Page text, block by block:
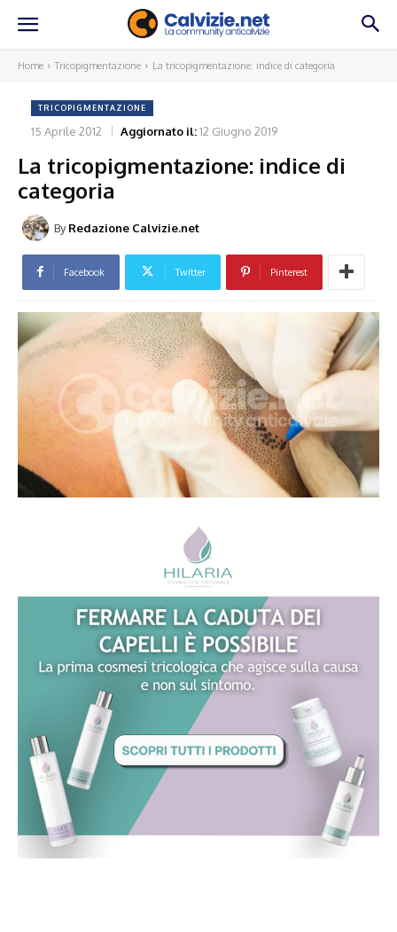
Home Tricopigmentazione La tricopigmentazione: indice di categoria
TRICOPIGMENTAZIONE
15 Aprile 2012 Aggiornato il:12 Giugno 2019
La tricopigmentazione: indice di
categoria
By Redazione Calvizie.net
Facebook Twitter Pinterest